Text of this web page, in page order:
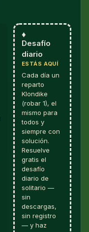
♦︎
Desafío
diario
ESTÁS AQUÍ
Cada día un
reparto
Klondike
(robar 1), el
mismo para
todos y
siempre con
solución.
Resuelve
gratis el
desafío
diario de
solitario —
sin
descargas,
sin registro
— y haz